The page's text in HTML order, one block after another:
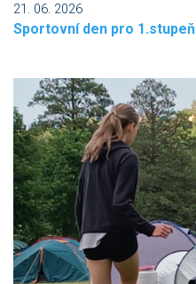
21. 06. 2026
Sportovní den pro 1.stupeň